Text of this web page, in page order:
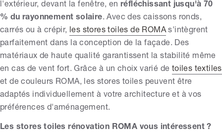
l'extérieur, devant la fenêtre, en réfléchissant jusqu'à 70
% du rayonnement solaire. Avec des caissons ronds,
carrés ou à crépir, les stores toiles de ROMAs'intègrent
parfaitement dans la conception de la façade. Des
matériaux de haute qualité garantissent la stabilité même
en cas de vent fort. Grâce à un choix varié de toiles textiles
et de couleurs ROMA, les stores toiles peuvent être
adaptés individuellement à votre architecture et à vos
préférences d'aménagement.
Les stores toiles rénovation ROMA vous intéressent ?